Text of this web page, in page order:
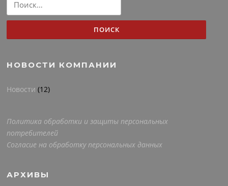
НОВОСТИ КОМПАНИИ
Новости (12)
Политика обработки и защиты персональных
потребителей
Согласие на обработку персональных данных
АРХИВЫ